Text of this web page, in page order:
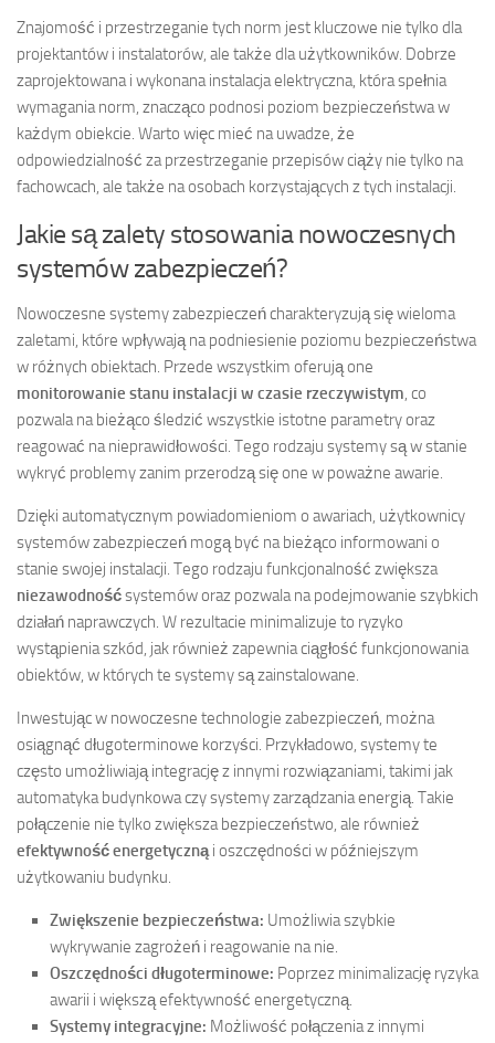
Znajomość i przestrzeganie tych norm jest kluczowe nie tylko dla
projektantów i instalatorów, ale także dla użytkowników. Dobrze
zaprojektowana i wykonana instalacja elektryczna, która spełnia
wymagania norm, znacząco podnosi poziom bezpieczeństwa w
każdym obiekcie. Warto więc mieć na uwadze, że
odpowiedzialność za przestrzeganie przepisów ciąży nie tylko na
fachowcach, ale także na osobach korzystających z tych instalacji.
Jakie są zalety stosowania nowoczesnych
systemów zabezpieczeń?
Nowoczesne systemy zabezpieczeń charakteryzują się wieloma
zaletami, które wpływają na podniesienie poziomu bezpieczeństwa
w różnych obiektach. Przede wszystkim oferują one
monitorowanie stanu instalacji w czasie rzeczywistym, co
pozwala na bieżąco śledzić wszystkie istotne parametry oraz
reagować na nieprawidłowości. Tego rodzaju systemy są w stanie
wykryć problemy zanim przerodzą się one w poważne awarie.
Dzięki automatycznym powiadomieniom o awariach, użytkownicy
systemów zabezpieczeń mogą być na bieżąco informowani o
stanie swojej instalacji. Tego rodzaju funkcjonalność zwiększa
niezawodnośćsystemów oraz pozwala na podejmowanie szybkich
działań naprawczych. W rezultacie minimalizuje to ryzyko
wystąpienia szkód, jak również zapewnia ciągłość funkcjonowania
obiektów, w których te systemy są zainstalowane.
Inwestując w nowoczesne technologie zabezpieczeń, można
osiągnąć długoterminowe korzyści. Przykładowo, systemy te
często umożliwiają integrację z innymi rozwiązaniami, takimi jak
automatyka budynkowa czy systemy zarządzania energią. Takie
połączenie nie tylko zwiększa bezpieczeństwo, ale również
efektywność energetycznąi oszczędności w późniejszym
użytkowaniu budynku.
Zwiększenie bezpieczeństwa: Umożliwia szybkie
wykrywanie zagrożeń i reagowanie na nie.
Oszczędności długoterminowe: Poprzez minimalizację ryzyka
awarii i większą efektywność energetyczną.
Systemy integracyjne: Możliwość połączenia z innymi